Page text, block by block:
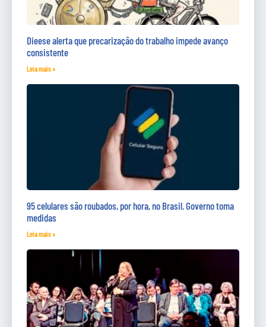
Dieese alerta que precarização do trabalho impede avanço
consistente
Leia mais »
95 celulares são roubados, por hora, no Brasil. Governo toma
medidas
Leia mais »